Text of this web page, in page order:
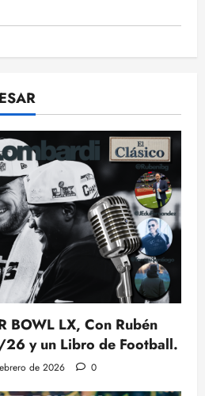
BOWL LX, Con Rubén
y un Libro de Football.
de 2026 0